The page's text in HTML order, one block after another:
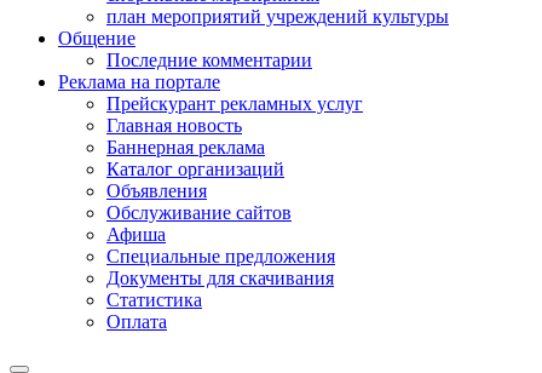
план мероприятий учреждений культуры
Общение
Последние комментарии
Реклама на портале
Прейскурант рекламных услуг
Главная новость
Баннерная реклама
Каталог организаций
Объявления
Обслуживание сайтов
Афиша
Специальные предложения
Документы для скачивания
Статистика
Оплата